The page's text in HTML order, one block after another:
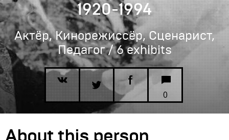
0
1920-1994
Актёр, Кинорежиссёр, Сценарист,
Педагог / 6 exhibits